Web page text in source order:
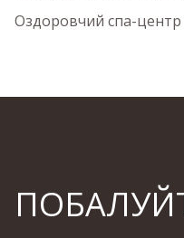
Оздоровчий спа-центр